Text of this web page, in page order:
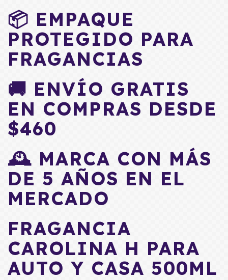
📦 EMPAQUE
PROTEGIDO PARA
FRAGANCIAS
🚚 ENVÍO GRATIS
EN COMPRAS DESDE
$460
🕰️ MARCA CON MÁS
DE 5 AÑOS EN EL
MERCADO
FRAGANCIA
CAROLINA H PARA
AUTO Y CASA 500ML